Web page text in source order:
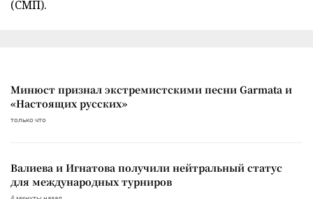
(СМП).
Минюст признал экстремистскими песни Garmata и
«Настоящих русских»
только что
Валиева и Игнатова получили нейтральный статус
для международных турниров